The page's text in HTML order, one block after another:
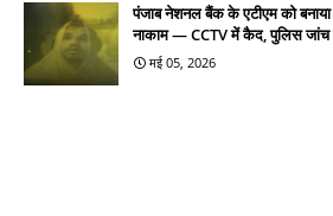
पंजाब नेशनल बैंक के एटीएम को बनाया
नाकाम — CCTV में कैद, पुलिस
मई 05, 2026